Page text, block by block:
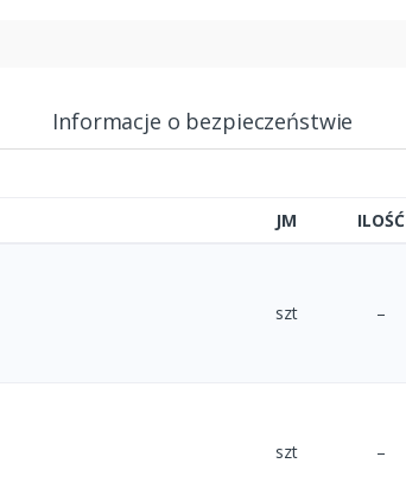
Informacje o bezpieczeństwie
JM ILOŚĆ
szt –
szt –